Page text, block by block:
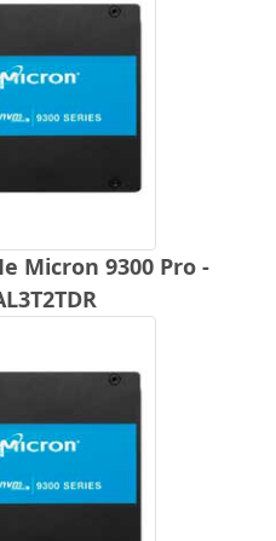
Micron 9300 Pro -